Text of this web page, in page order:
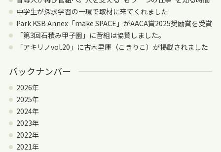
中学生が探求学習の一環で取材に来てくれました
Park KSB Annex「make SPACE」がAACA賞2025奨励賞を受賞
「第3回石積み甲子園」に菅組は協賛しました。
「アキリノvol.20」に古木里庫（こきりこ）が掲載されました
バックナンバー
2026年
2025年
2024年
2023年
2022年
2021年